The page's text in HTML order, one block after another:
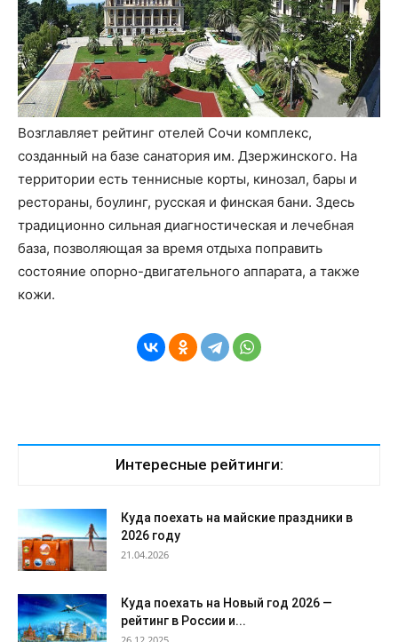
Возглавляет рейтинг отелей Сочи комплекс,
созданный на базе санатория им. Дзержинского. На
территории есть теннисные корты, кинозал, бары и
рестораны, боулинг, русская и финская бани. Здесь
традиционно сильная диагностическая и лечебная
база, позволяющая за время отдыха поправить
состояние опорно-двигательного аппарата, а также
кожи.
Интересные рейтинги:
Куда поехать на майские праздники в
2026 году
21.04.2026
Куда поехать на Новый год 2026 —
рейтинг в России и...